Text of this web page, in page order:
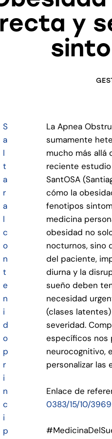
y
S
a
l
t
a
r
a
l
c
o
n
t
e
n
i
d
o
p
r
i
n
c
i
p
La Apnea
sumamente
mucho más allá
reciente
SantOSA
cómo la
fenotipos
medicina
obesidad no
nocturnos, sino
del paciente,
diurna y la
sueño deben
necesidad
(clases
severidad.
específicos nos
neurocognitivo,
personalizar las
Enlace de
0383/15/10/3969